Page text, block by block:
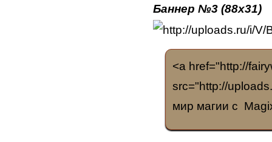
Баннер №3 (88х31)
<a href="http://
src="http://
мир магии с